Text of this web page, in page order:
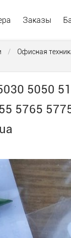
Заказы
/ Офисная
5050
5765